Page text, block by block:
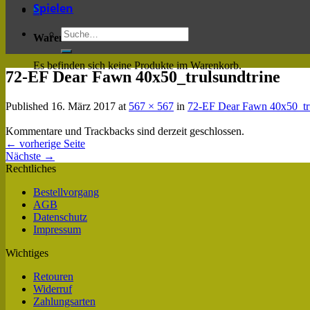
0
Warenkorb
Es befinden sich keine Produkte im Warenkorb.
Spielen
72-EF Dear Fawn 40x50_trulsundtrine
Published 16. März 2017 at 567 × 567 in 72-EF Dear Fawn
Kommentare und Trackbacks sind derzeit geschlossen.
← vorherige Seite
Nächste →
Rechtliches
Bestellvorgang
AGB
Datenschutz
Impressum
Wichtiges
Retouren
Widerruf
Zahlungsarten